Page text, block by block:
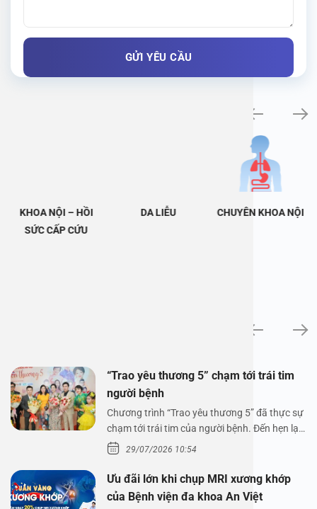
KHOA NỘI – HỒI
SỨC CẤP CỨU
DA LIỄU CHUYÊN KHOA NỘI
“Trao yêu thương 5” chạm tới trái tim
người bệnh
Chương trình “Trao yêu thương 5” đã thực sự
chạm tới trái tim của người bệnh. Đến hẹn lại
lên,…29/07/2026 10:54
Ưu đãi lớn khi chụp MRI xương khớp
của Bệnh viện đa khoa An Việt